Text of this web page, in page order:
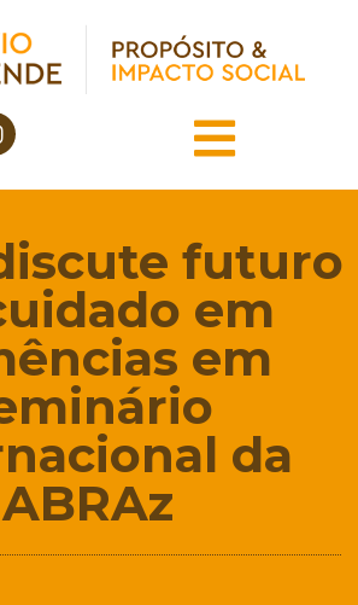
futuro
em
em
da
ABRAz